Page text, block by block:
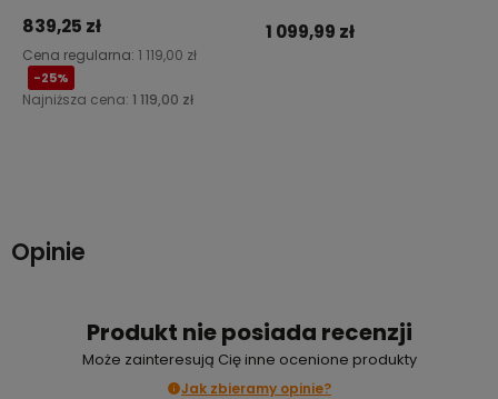
839,25 zł
Cena regularna: 1 119,00 zł
-25%
Najniższa cena: 1 119,00 zł
1 099,99 zł
Opinie
Produkt nie posiada recenzji
Może zainteresują Cię inne ocenione produkty
Jak zbieramy opinie?